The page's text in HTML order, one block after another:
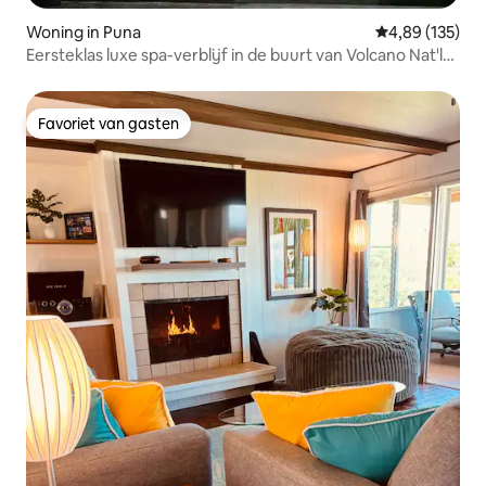
Woning in Puna Gemiddelde
4,89 (135)
Eersteklas luxe spa-verblijf in de buurt van Volcano Nat'l
Favoriet van gasten
Favoriet van gasten